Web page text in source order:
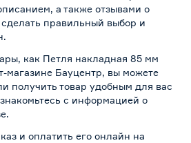
а также отзывами о
правильный выбор и
как Петля накладная 85 мм
магазине Бауцентр, вы можете
получить товар удобным для вас
с информацией о
.
и оплатить его онлайн на